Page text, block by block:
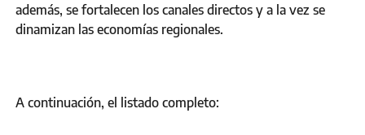
además, se fortalecen los canales directos y a la vez se
dinamizan las economías regionales.
A continuación, el listado completo: